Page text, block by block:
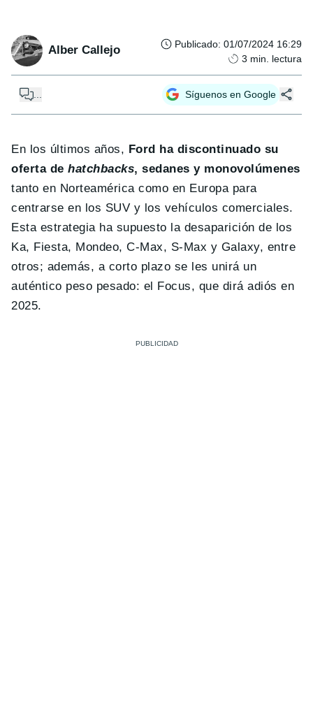
Alber Callejo Publicado: 01/07/2024 16:29
3 min. lectura
Síguenos en Google
En los últimos años, Ford ha discontinuado su
oferta dehatchbacks, sedanes y monovolúmenes
tanto en Norteamérica como en Europa para
centrarse en los SUV y los vehículos comerciales.
Esta estrategia ha supuesto la desaparición de los
Ka, Fiesta, Mondeo, C-Max, S-Max y Galaxy, entre
otros; además, a corto plazo se les unirá un
auténtico peso pesado: el Focus, que dirá adiós en
2025.